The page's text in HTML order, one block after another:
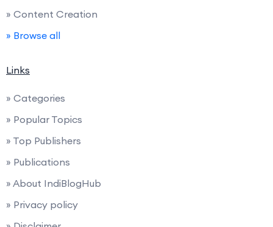
» Content Creation
» Browse all
Links
» Categories
» Popular Topics
» Top Publishers
» Publications
» About IndiBlogHub
» Privacy policy